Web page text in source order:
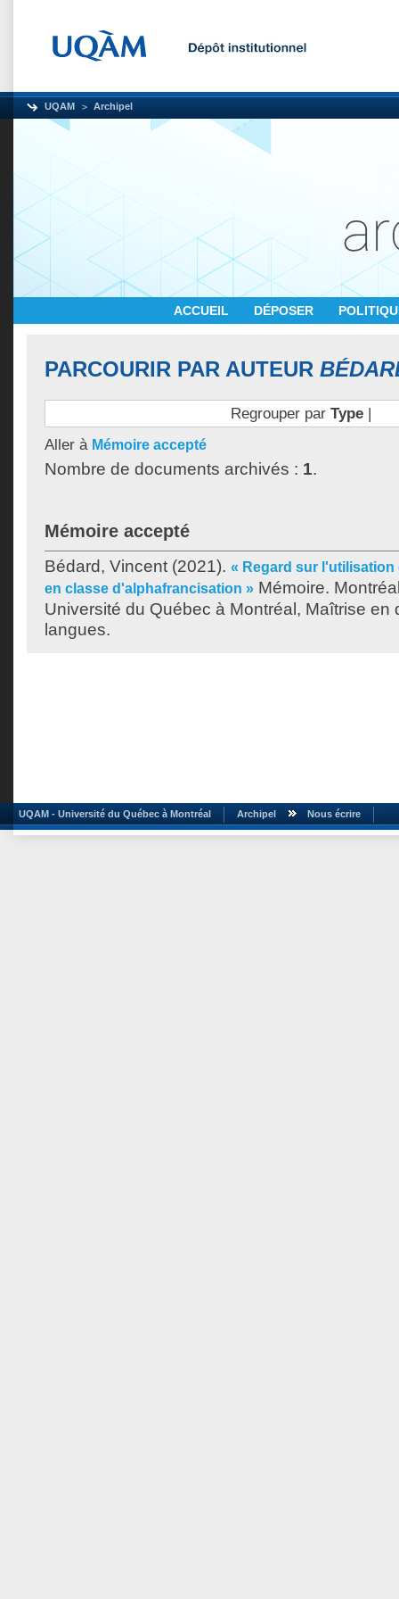
UQAM Archipel
ACCUEIL DÉPOSER
PARCOURIR PAR AUTEUR
Regrouper par Type|
Aller à Mémoire accepté
Nombre de documents archivés : 1.
Mémoire accepté
Bédard, Vincent (2021). « Regard sur
en classe d'alphafrancisation » Mémoire.
Université du Québec à Montréal, Maîtrise en
langues.
UQAM - Université du Québec à Montréal Archipel Nous écrire